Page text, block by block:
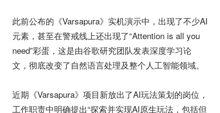
此前公布的《Varsapura》实机演示中，出现了不少AI
元素，甚至在警戒线上还出现了“Attention is all you
need”彩蛋，这是由谷歌研究团队发表深度学习论
文，彻底改变了自然语言处理及整个人工智能领域。
近期《Varsapura》项目新放出了AI玩法策划的岗位，
工作职责中明确提出“探索并实现AI原生玩法，包括但